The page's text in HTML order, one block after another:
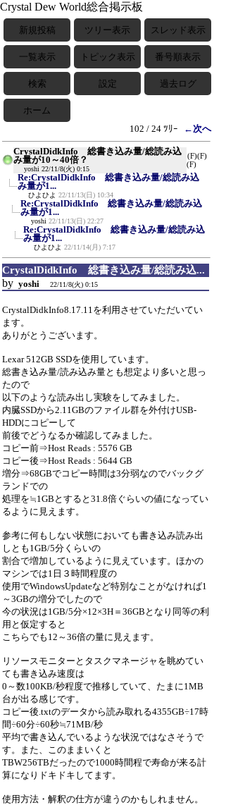
Crystal Dew World総合掲示板
新規投稿 ツリー表示 スレッド表示
一覧表示 トピック表示 番号順表示
検索 設定 過去ログ
ホーム
102 / 24 ﾂﾘｰ
←次へ
CrystalDidkInfo 総書き込み量/総読み込
み量が10～40倍？
yoshi 22/11/8(火) 0:15
(F)(F)
(F)
Re:CrystalDidkInfo 総書き込み量/総読み込
み量が1...
ひよひよ 22/11/13(日) 10:34
Re:CrystalDidkInfo 総書き込み量/総読み込
み量が1...
yoshi 22/11/13(日) 22:27
Re:CrystalDidkInfo 総書き込み量/総読み込
み量が1...
ひよひよ 22/11/14(月) 7:17
CrystalDidkInfo 総書き込み量/総読み込...
by yoshi 22/11/8(火) 0:15
CrystalDidkInfo8.17.11を利用させていただいてい
ます。
ありがとうございます。
Lexar 512GB SSDを使用しています。
総書き込み量/読み込み量とも想定より多いと思っ
たので
以下のような読み出し実験をしてみました。
内臓SSDから2.11GBのファイル群を外付けUSB-
HDDにコピーして
前後でどうなるか確認してみました。
コピー前⇒Host Reads : 5576 GB
コピー後⇒Host Reads : 5644 GB
増分⇒68GBでコピー時間は3分弱なのでバックグ
ランドでの
処理を≒1GBとすると31.8倍ぐらいの値になってい
るように見えます。
参考に何もしない状態においても書き込み読み出
しとも1GB/5分くらいの
割合で増加しているように見えています。ほかの
マシンでは1日３時間程度の
使用でWindowsUpdateなど特別なことがなければ1
～3GBの増分でしたので
今の状況は1GB/5分×12×3H＝36GBとなり同等の利
用と仮定すると
こちらでも12～36倍の量に見えます。
リソースモニターとタスクマネージャを眺めてい
ても書き込み速度は
0～数100KB/秒程度で推移していて、たまに1MB
台が出る感じです。
コピー後.txtのデータから読み取れる4355GB÷17時
間÷60分÷60秒≒71MB/秒
平均で書き込んでいるような状況ではなさそうで
す。また、このままいくと
TBW256TBだったので1000時間程で寿命が来る計
算になりドキドキしてます。
使用方法・解釈の仕方が違うのかもしれません。